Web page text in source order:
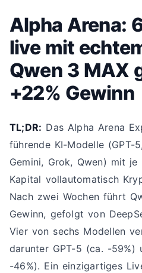
Alpha Arena:
live mit
Qwen 3 MAX
+22% Gewinn
TL;DR: Das Alpha Arena
führende KI-Modelle (GPT-
Gemini, Grok, Qwen) mit je
Kapital vollautomatisch
Nach zwei Wochen führt
Gewinn, gefolgt von
Vier von sechs Modellen
darunter GPT-5 (ca. -59%)
-46%). Ein einzigartiges